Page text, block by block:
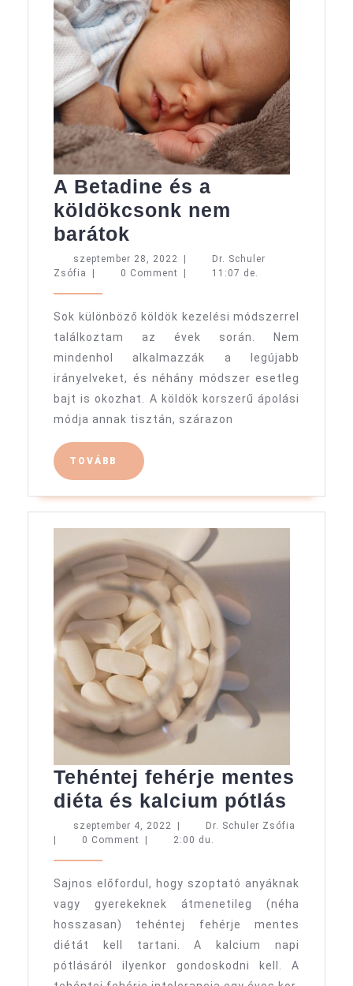
A Betadine és a
köldökcsonk nem
barátok
Betadine
és
köldökcsonk
nem
barátok
szeptember 28, 2022 szeptember
28,
|
Dr. Schuler
Zsófia Dr.| 0 Comment | 11:07 de.
Sok különböző köldök kezelési módszerrel
találkoztam az évek során. Nem
mindenhol alkalmazzák a legújabb
irányelveket, és néhány módszer esetleg
bajt is okozhat. A köldök korszerű ápolási
módja annak tisztán, szárazon
TOVÁBB TOVÁBB
Tehéntej fehérje mentes
diéta és kalcium pótlás
és
pótlás
szeptember 4, 2022 szeptember
4,
| Dr. Schuler Zsófia
| 0 Comment | 2:00 du.
Sajnos előfordul, hogy szoptató anyáknak
vagy gyerekeknek átmenetileg (néha
hosszasan) tehéntej fehérje mentes
diétát kell tartani. A kalcium napi
pótlásáról ilyenkor gondoskodni kell. A